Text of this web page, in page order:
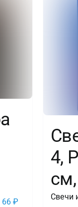
66₽
4,
Свечи